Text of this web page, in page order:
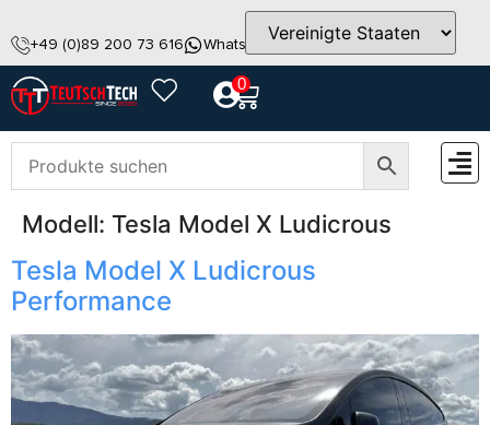
+49 (0)89 200 73 616 WhatsApp info@teutschtech.com
0
Modell: Tesla Model X Ludicrous
Tesla Model X Ludicrous
Performance